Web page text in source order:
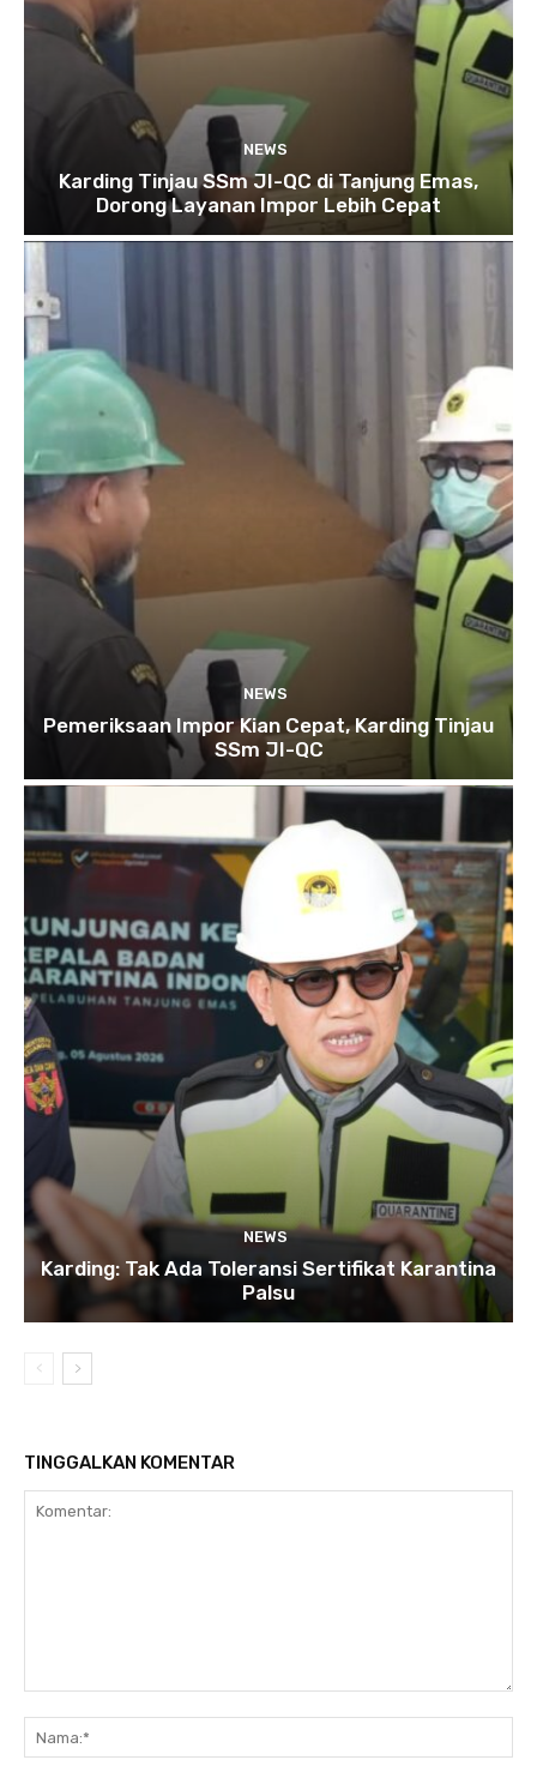
NEWS
Karding Tinjau SSm JI-QC di Tanjung Emas,
Dorong Layanan Impor Lebih Cepat
NEWS
Pemeriksaan Impor Kian Cepat, Karding Tinjau
SSm JI-QC
NEWS
Karding: Tak Ada Toleransi Sertifikat Karantina
Palsu
TINGGALKAN KOMENTAR